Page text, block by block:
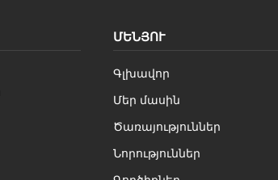
ՄԵՆՅՈՒ
Գլխավոր
Մեր մասին
Ծառայություններ
Նորություններ